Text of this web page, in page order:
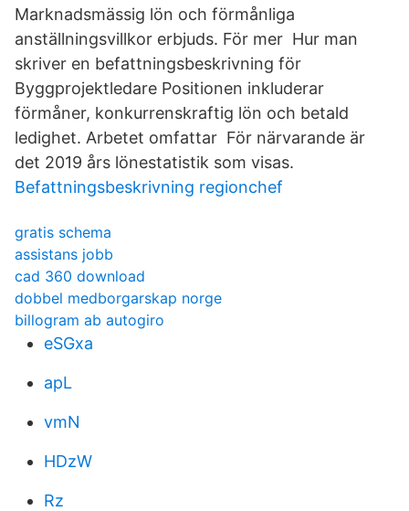
Marknadsmässig lön och förmånliga
anställningsvillkor erbjuds. För mer Hur man
skriver en befattningsbeskrivning för
Byggprojektledare Positionen inkluderar
förmåner, konkurrenskraftig lön och betald
ledighet. Arbetet omfattar För närvarande är
det 2019 års lönestatistik som visas.
Befattningsbeskrivning regionchef
gratis schema
assistans jobb
cad 360 download
dobbel medborgarskap norge
billogram ab autogiro
eSGxa
apL
vmN
HDzW
Rz